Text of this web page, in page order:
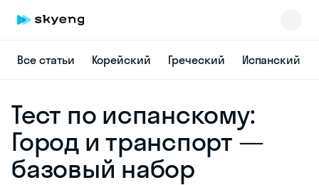
Все статьи Корейский Греческий Испанский
Тест по испанскому:
Город и транспорт —
базовый набор
online